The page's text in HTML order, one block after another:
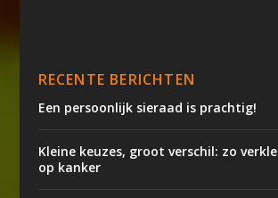
RECENTE BERICHTEN
Een persoonlijk sieraad is prachtig!
Kleine keuzes, groot verschil: zo
op kanker